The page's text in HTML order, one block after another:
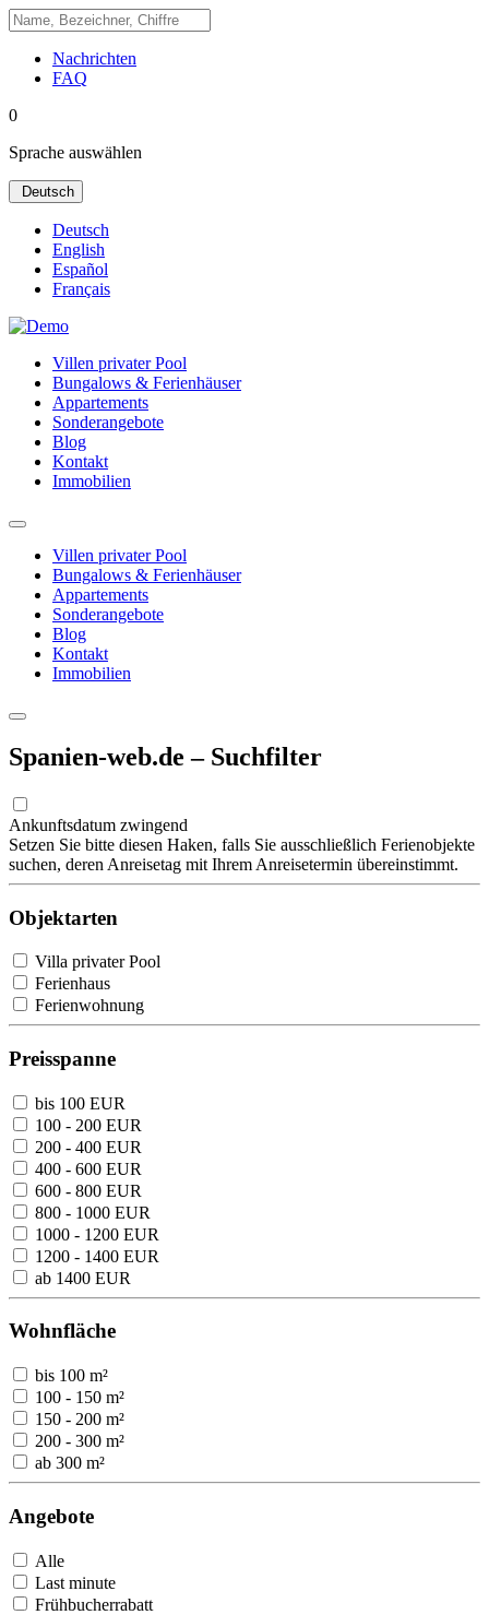
Nachrichten
FAQ
0
Sprache auswählen
Deutsch
Deutsch
English
Español
Français
Villen privater Pool
Bungalows & Ferienhäuser
Appartements
Sonderangebote
Blog
Kontakt
Immobilien
Villen privater Pool
Bungalows & Ferienhäuser
Appartements
Sonderangebote
Blog
Kontakt
Immobilien
Spanien-web.de – Suchfilter
Ankunftsdatum zwingend
Setzen Sie bitte diesen Haken, falls Sie ausschließlich Ferienobjekte
suchen, deren Anreisetag mit Ihrem Anreisetermin übereinstimmt.
Objektarten
Villa privater Pool
Ferienhaus
Ferienwohnung
Preisspanne
bis 100 EUR
100 - 200 EUR
200 - 400 EUR
400 - 600 EUR
600 - 800 EUR
800 - 1000 EUR
1000 - 1200 EUR
1200 - 1400 EUR
ab 1400 EUR
Wohnfläche
bis 100 m²
100 - 150 m²
150 - 200 m²
200 - 300 m²
ab 300 m²
Angebote
Alle
Last minute
Frühbucherrabatt